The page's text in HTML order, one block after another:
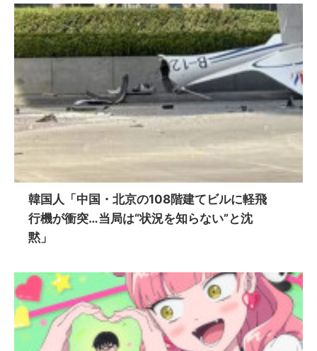
韓国人「中国・北京の108階建てビルに軽飛
行機が衝突…当局は“状況を知らない”と沈
黙」